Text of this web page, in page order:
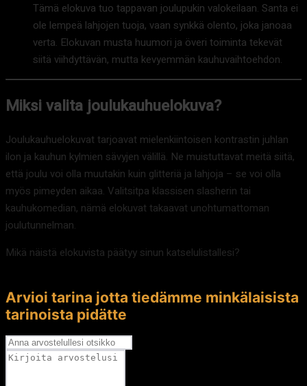
Tämä elokuva tuo tappavan joulupukin valokeilaan. Santa ei
ole lempeä lahjojen tuoja, vaan synkkä olento, joka janoaa
verta. Elokuvan musta huumori ja överi toiminta tekevät
siitä viihdyttävän, mutta kevyemmän kauhuvaihtoehdon.
Miksi valita joulukauhuelokuva?
Joulukauhuelokuvat tarjoavat mielenkiintoisen kontrastin juhlan
ilon ja kauhun kylmien sävyjen välillä. Ne muistuttavat meitä siitä,
että joulu voi olla muutakin kuin glitteriä ja lahjoja – se voi olla
myös pimeyden aikaa. Valitsitpa klassisen slasherin tai
kauhukomedian, nämä elokuvat takaavat unohtumattoman
joulutunnelman.
Mikä näistä elokuvista päätyy sinun katselulistallesi?
Arvioi tarina jotta tiedämme minkälaisista
tarinoista pidätte